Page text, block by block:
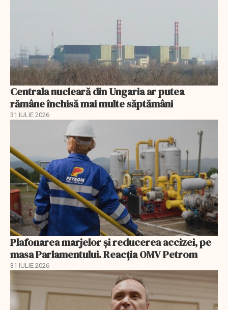
Centrala nucleară din Ungaria ar putea
rămâne închisă mai multe săptămâni
31 IULIE 2026
Plafonarea marjelor și reducerea accizei, pe
masa Parlamentului. Reacția OMV Petrom
31 IULIE 2026